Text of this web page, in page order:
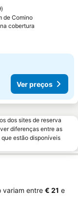
de Comino
cobertura
Ver preços
dos sites de reserva
diferenças entre as
estão disponíveis
variam entre ‎€ 21 e